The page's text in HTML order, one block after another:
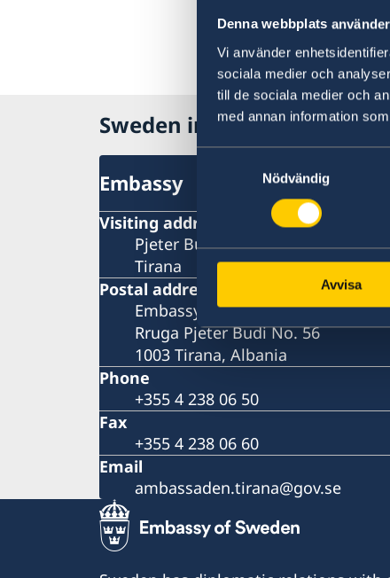
Denna webbplats
Vi använder
sociala medier och
till de sociala medier och
med annan information
Samtyckesval
Nödvändig
Avvisa
Sweden in Albania
Embassy
Visiting address
Pjeter Budi No. 56
Tirana
Postal address
Embassy of Sweden
Rruga Pjeter Budi No. 56
1003 Tirana, Albania
Phone
+355 4 238 06 50
Fax
+355 4 238 06 60
Email
ambassaden.tirana@gov.se